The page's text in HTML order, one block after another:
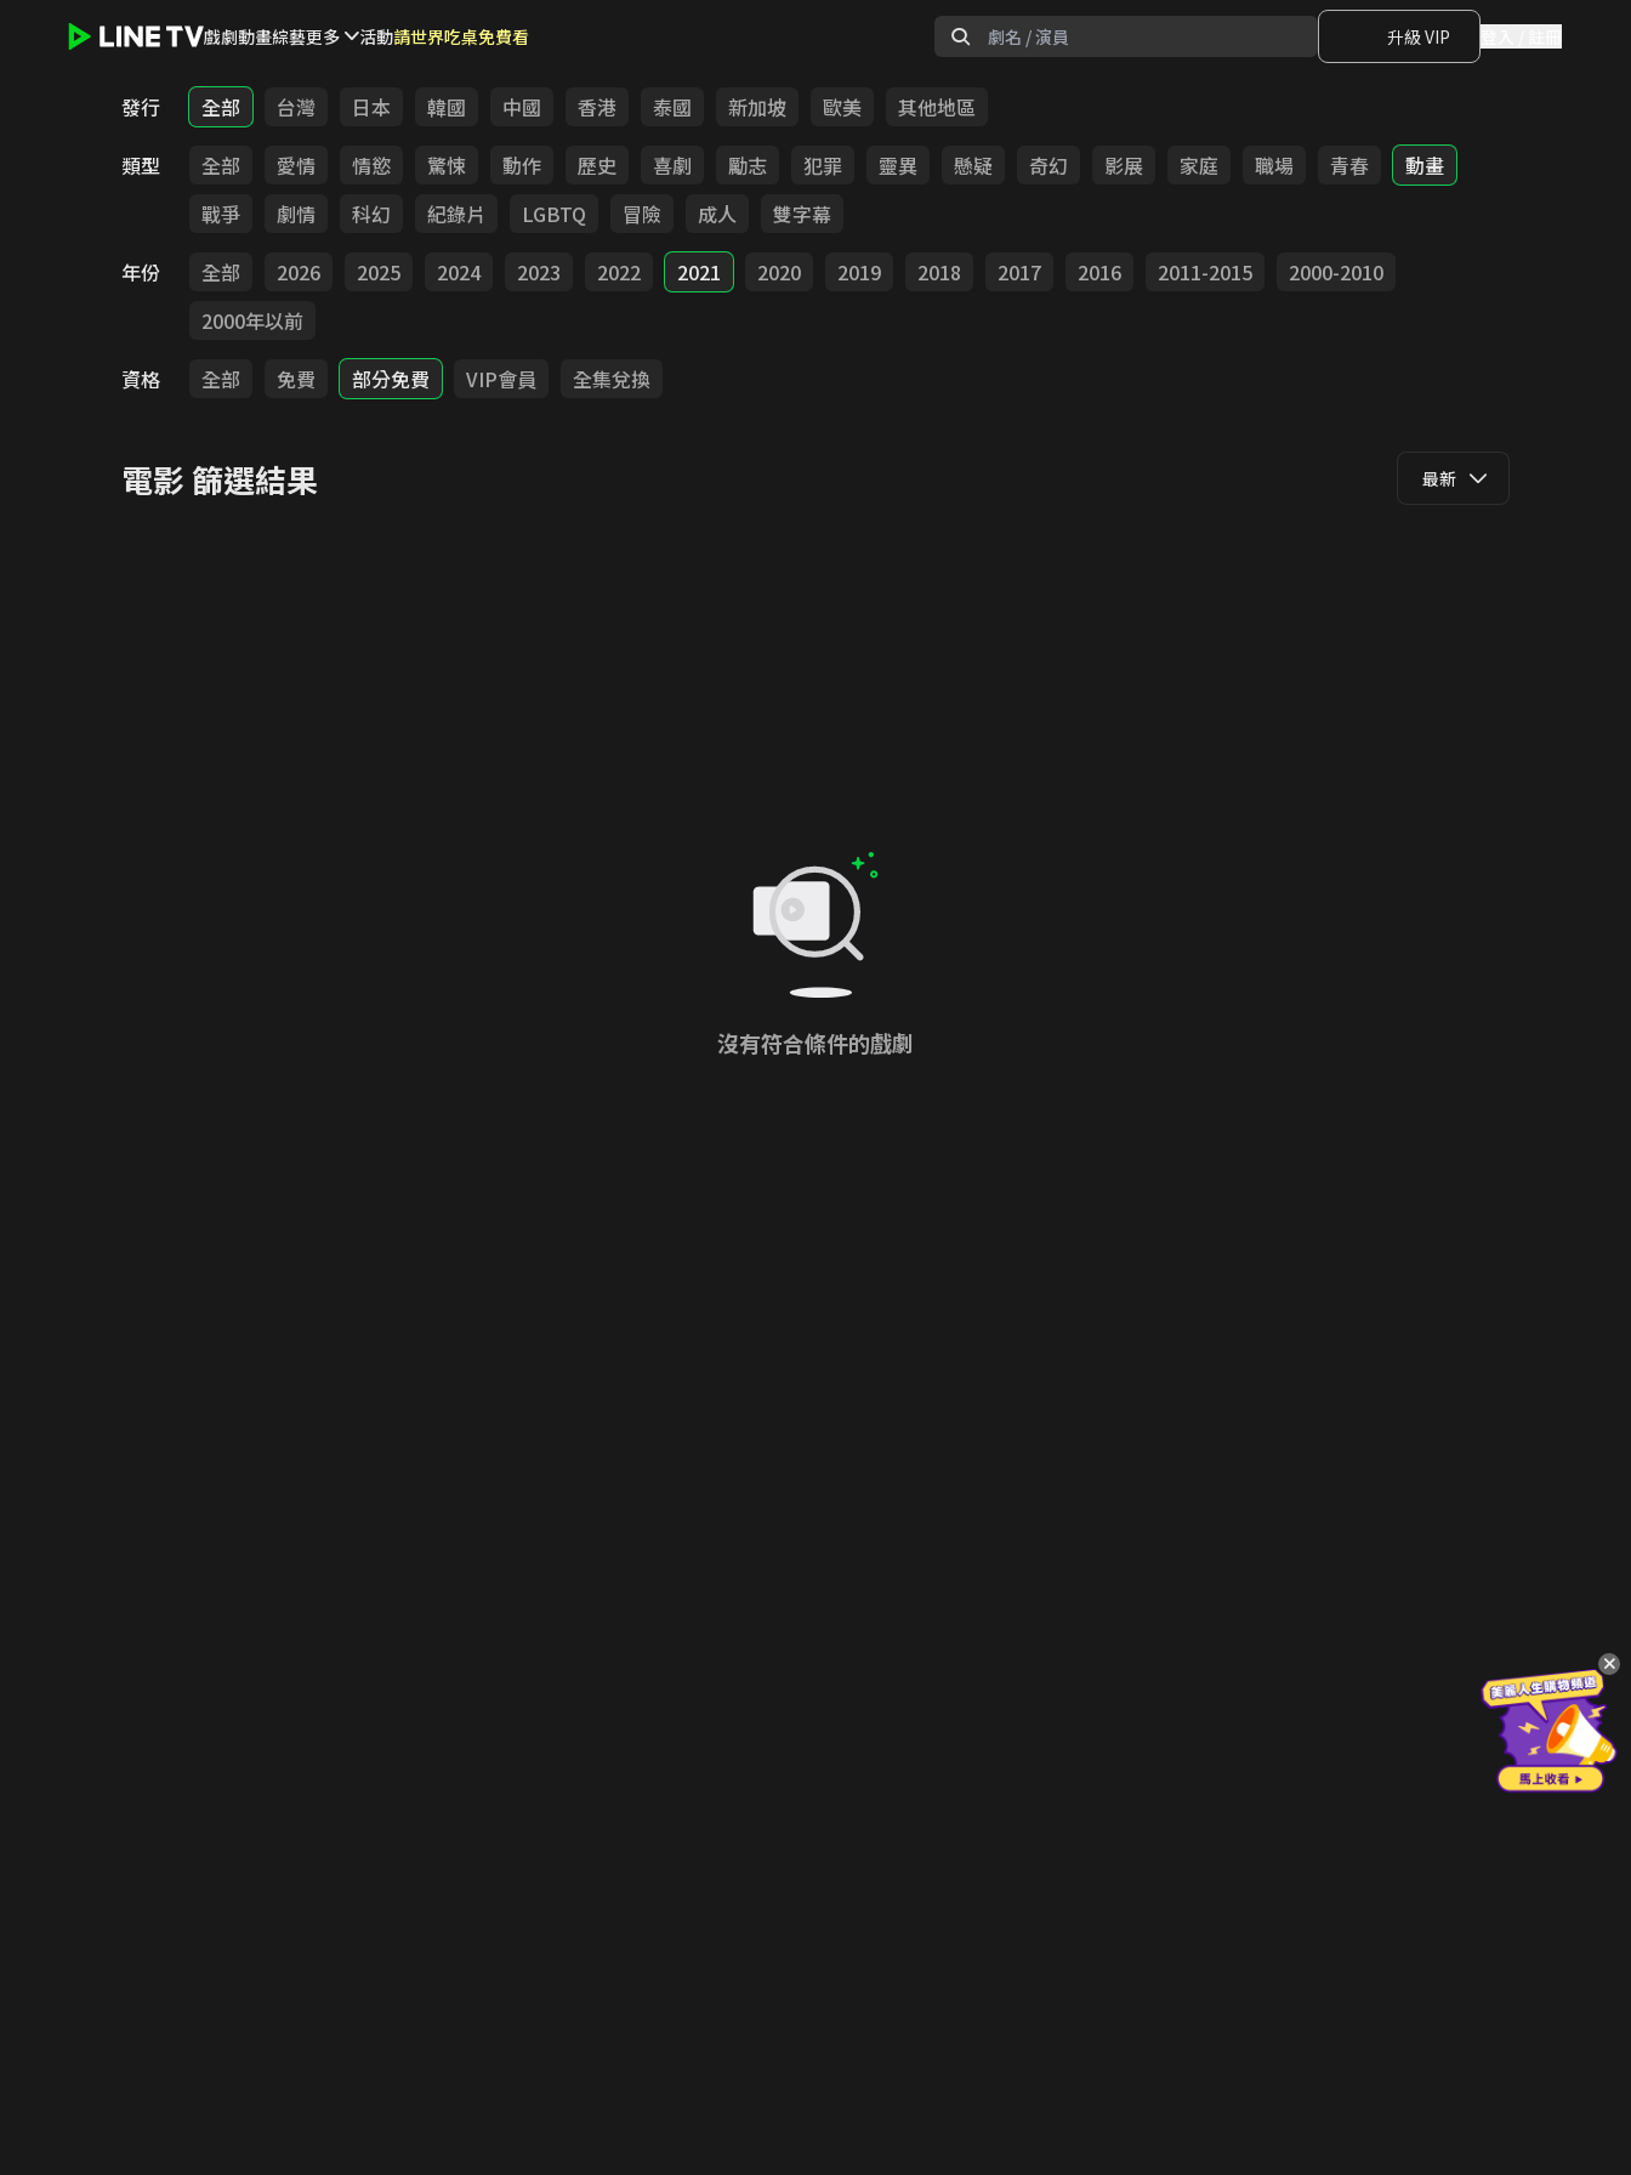
戲劇動畫綜藝更多 活動請世界吃桌免費看 升級 VIP
發行 全部 台灣 日本 韓國 中國 香港 泰國 新加坡 歐美
其他地區
類型
全部 愛情 情慾 驚悚 動作 歷史 喜劇 勵志 犯罪 靈異 懸疑 奇幻 影展 家庭 職場 青春
動畫
戰爭
劇情 科幻 紀錄片 LGBTQ 冒險 成人
雙字幕
年份
全部 2026 2025 2024 2023 2022 2021 2020 2019 2018 2017 2016 2011-2015
2000-2010
2000年以前
資格
全部 免費 部分免費 VIP會員 全集兌換
電影 篩選結果 最新
沒有符合條件的戲劇